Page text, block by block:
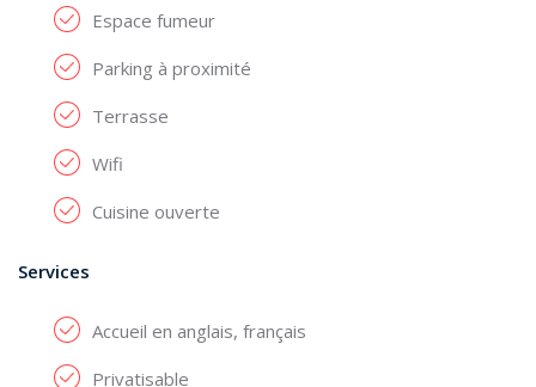
Espace fumeur
Parking à proximité
Terrasse
Wifi
Cuisine ouverte
Services
Accueil en anglais, français
Privatisable